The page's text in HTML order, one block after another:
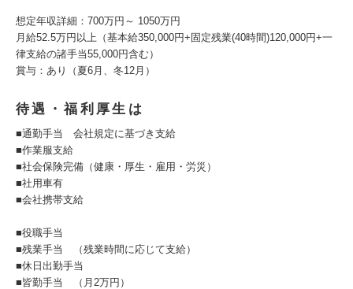
想定年収詳細：700万円～ 1050万円
月給52.5万円以上（基本給350,000円+固定残業(40時間)120,000円+一
律支給の諸手当55,000円含む）
賞与：あり（夏6月、冬12月）
待遇・福利厚生は
■通勤手当 会社規定に基づき支給
■作業服支給
■社会保険完備（健康・厚生・雇用・労災）
■社用車有
■会社携帯支給
■役職手当
■残業手当 （残業時間に応じて支給）
■休日出勤手当
■皆勤手当 （月2万円）